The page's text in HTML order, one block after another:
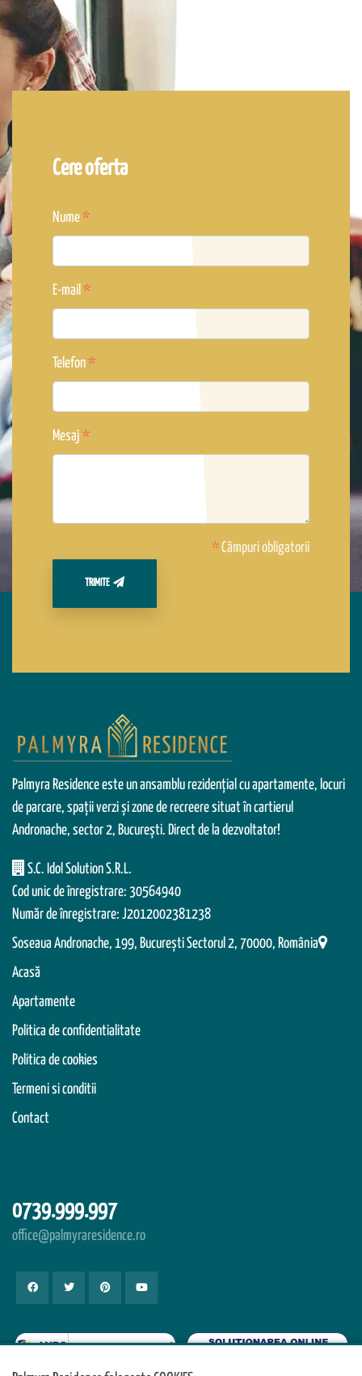
Cere oferta
Nume
E-mail
Telefon
Mesaj
*Câmpuri obligatorii
TRIMITE
Palmyra Residence este un ansamblu rezidențial cu apartamente, locuri
de parcare, spații verzi și zone de recreere situat în cartierul
Andronache, sector 2, București. Direct de la dezvoltator!
S.C. Idol Solution S.R.L.
Cod unic de înregistrare: 30564940
Număr de înregistrare: J2012002381238
Soseaua Andronache, 199, Bucureşti Sectorul 2, 70000, România
Acasă
Apartamente
Politica de confidentialitate
Politica de cookies
Termeni si conditii
Contact
0739.999.997
office@palmyraresidence.ro